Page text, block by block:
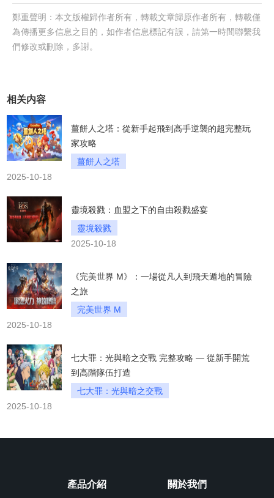
鄭重聲明：本文版權歸作者所有，轉載文章歸原作者所有，轉載僅
為傳播更多信息之目的，如作者信息標記有誤，請第一時間聯繫我
們修改或刪除，多謝。
相关内容
薑餅人之塔：從新手起飛到高手逆襲的超完整玩
家攻略
薑餅人之塔
2025-10-18
靈境殺戮：血盟之下的自由殺戮盛宴
靈境殺戮
2025-10-18
《完美世界 M》：一場從凡人到飛天遁地的冒險
之旅
完美世界 M
2025-10-18
七大罪：光與暗之交戰 完整攻略 — 從新手開荒
到高階隊伍打造
七大罪：光與暗之交戰
2025-10-18
產品介紹 關於我們